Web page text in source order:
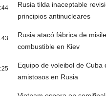
Rusia tilda inaceptable
principios antinucleares
Rusia atacó fábrica de
combustible en Kiev
Equipo de voleibol de Cuba
amistosos en Rusia